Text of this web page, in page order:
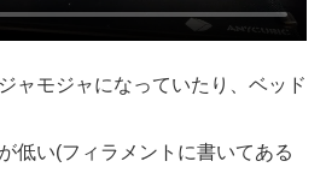
ャモジャになっていたり、ベッド
低い(フィラメントに書いてある